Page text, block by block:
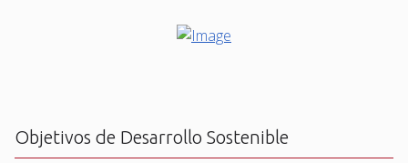
Objetivos de Desarrollo Sostenible